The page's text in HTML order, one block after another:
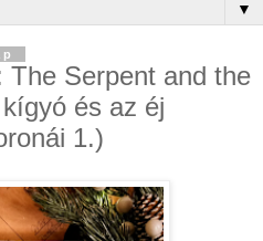
▼
The ​Serpent and the
és az éj
1.)